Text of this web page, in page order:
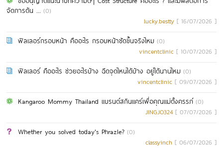
จัดการต้น ... (0)
lucky.bestty [ 16/07/2026 ]
ฟิลเลอร์กรอบหน้า คืออะไร กรอบหน้าชัดขึ้นจริงไหม (0)
vincentclinic [ 10/07/2026 ]
ฟิลเลอร์ คืออะไร ช่วยอะไรบ้าง ฉีดจุดไหนได้บ้าง อยู่ได้นานไหม (0)
vincentclinic [ 09/07/2026 ]
Kangaroo Mommy Thailand แบรนด์สกินแคร์เพื่อคุณแม่ตั้งครรภ์ (0)
JINGJO324 [ 07/07/2026 ]
Whether you solved today's Phrazle? (0)
classyinch [ 06/07/2026 ]